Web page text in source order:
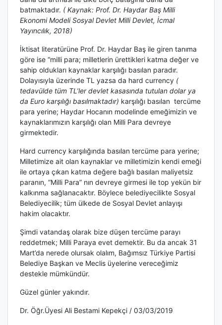
batmaktadır. ( Kaynak: Prof. Dr. Haydar Baş Milli
Ekonomi Modeli Sosyal Devlet Milli Devlet, İcmal
Yayıncılık, 2018)
İktisat literatürüne Prof. Dr. Haydar Baş ile giren tanıma
göre ise “milli para; milletlerin ürettikleri katma değer ve
sahip oldukları kaynaklar karşılığı basılan paradır.
Dolayısıyla üzerinde TL yazsa da hard currency (
tedavülde tüm TL’ler devlet kasasında tutulan dolar ya
da Euro karşılığı basılmaktadır) karşılığı basılan tercüme
para yerine; Haydar Hocanın modelinde emeğimizin ve
kaynaklarımızın karşılığı olan Milli Para devreye
girmektedir.
Hard currency karşılığında basılan tercüme para yerine;
Milletimize ait olan kaynaklar ve milletimizin kendi emeği
ile ortaya çıkan katma değere bağlı basılan maliyetsiz
paranın, “Milli Para” nın devreye girmesi ile top yekün bir
kalkınma sağlanacaktır. Böylece belediyecilikte Sosyal
Belediyecilik; tüm ülkede de Sosyal Devlet anlayışı
hakim olacaktır.
Şimdi vatandaş olarak bize düşen tercüme parayı
reddetmek; Milli Paraya evet demektir. Bu da ancak 31
Mart’da nerede olursak olalım, Bağımsız Türkiye Partisi
Belediye Başkan ve Meclis üyelerine vereceğimiz
destekle mümkündür.
Güzel günler yakındır.
Dr. Öğr.Üyesi Ali Bestami Kepekçi / 03/03/2019